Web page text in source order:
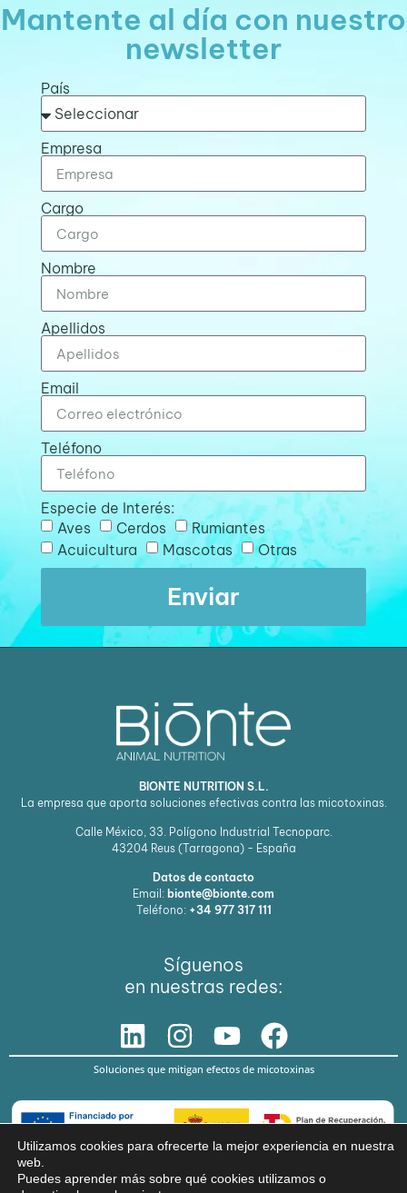
Mantente al día con nuestro
newsletter
País
Empresa
Cargo
Nombre
Apellidos
Email
Teléfono
Especie de Interés:
Aves
Cerdos
Rumiantes
Acuicultura
Mascotas Otras
Enviar
BIONTE NUTRITION S.L.
La empresa que aporta soluciones efectivas contra las micotoxinas.
Calle México, 33. Polígono Industrial Tecnoparc.
43204 Reus (Tarragona) - España
Datos de contacto
Email: bionte@bionte.com
Teléfono: +34 977 317 111
Síguenos
en nuestras redes:
Soluciones que mitigan efectos de micotoxinas
© Copyright 2026 BIŌNTE NUTRITION S.L.
Utilizamos cookies para ofrecerte la mejor experiencia en nuestra
web.
Puedes aprender más sobre qué cookies utilizamos o